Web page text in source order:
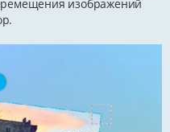
изображений